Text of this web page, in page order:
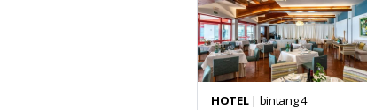
HOTEL| bintang 4